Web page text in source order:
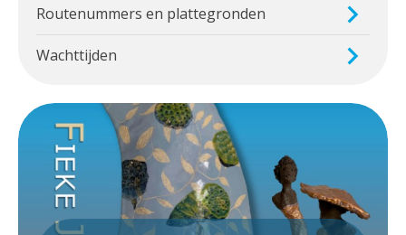
Routenummers en plattegronden
Wachttijden